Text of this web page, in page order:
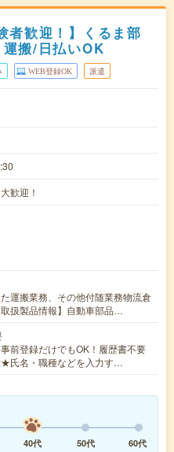
者歓迎！】くるま部
搬/日払いOK
WEB登録OK 派遣
歓迎！
運搬業務、その他付随業務物流倉
扱製品情報】自動車部品…
前登録だけでもOK！履歴書不要
氏名・職種などを入力す…
40代 50代 60代